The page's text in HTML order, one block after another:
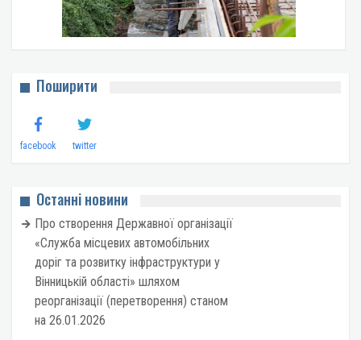
Поширити
facebook twitter
Останні новини
Про створення Державної організації
«Служба місцевих автомобільних
доріг та розвитку інфраструктури у
Вінницькій області» шляхом
реорганізації (перетворення) станом
на 26.01.2026